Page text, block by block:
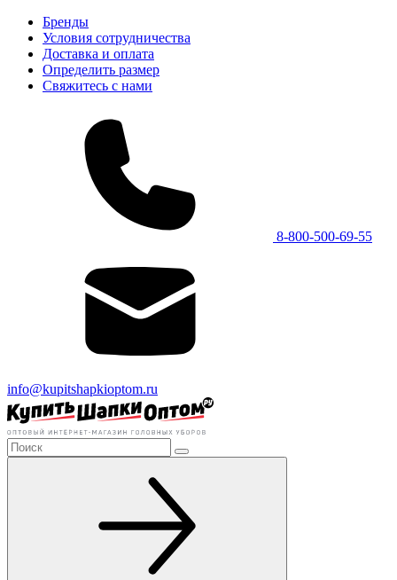
Бренды
Условия сотрудничества
Доставка и оплата
Определить размер
Свяжитесь с нами
8-800-500-69-55
info@kupitshapkioptom.ru